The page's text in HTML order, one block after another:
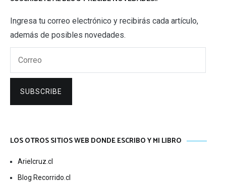
Ingresa tu correo electrónico y recibirás cada artículo,
además de posibles novedades.
SUBSCRIBE
LOS OTROS SITIOS WEB DONDE ESCRIBO Y MI LIBRO
Arielcruz.cl
Blog Recorrido.cl